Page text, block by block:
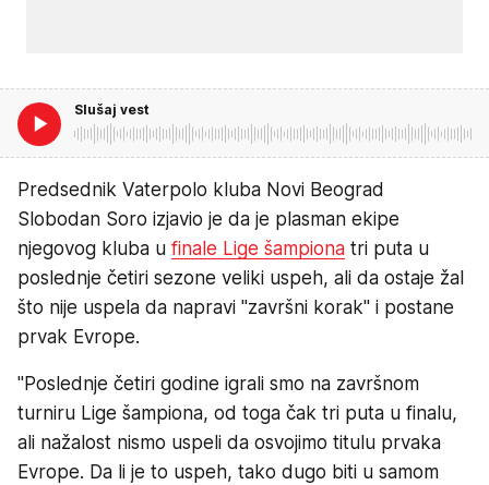
Slušaj vest
Predsednik Vaterpolo kluba Novi Beograd
Slobodan Soro izjavio je da je plasman ekipe
njegovog kluba u finale Lige šampiona tri puta u
poslednje četiri sezone veliki uspeh, ali da ostaje žal
što nije uspela da napravi "završni korak" i postane
prvak Evrope.
"Poslednje četiri godine igrali smo na završnom
turniru Lige šampiona, od toga čak tri puta u finalu,
ali nažalost nismo uspeli da osvojimo titulu prvaka
Evrope. Da li je to uspeh, tako dugo biti u samom